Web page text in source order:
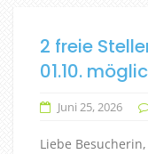
2 freie
01.10.
Juni 25, 2026
Liebe